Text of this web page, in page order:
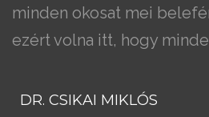
minden okosat mei
ezért volna itt, hogy
DR. CSIKAI MIKLÓS